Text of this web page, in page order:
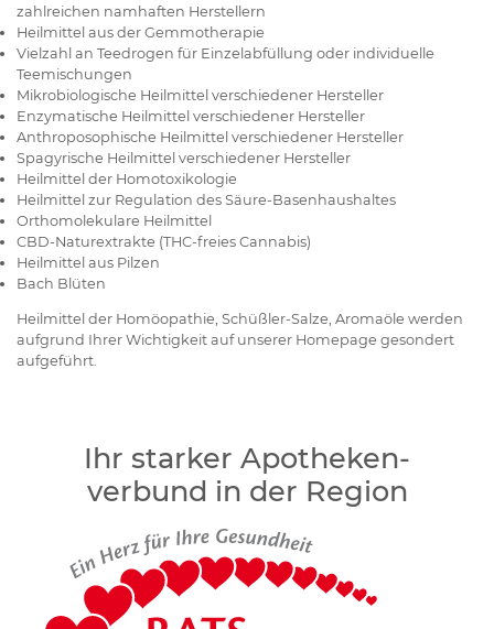
zahlreichen namhaften Herstellern
Heilmittel aus der Gemmotherapie
Vielzahl an Teedrogen für Einzelabfüllung oder individuelle
Teemischungen
Mikrobiologische Heilmittel verschiedener Hersteller
Enzymatische Heilmittel verschiedener Hersteller
Anthroposophische Heilmittel verschiedener Hersteller
Spagyrische Heilmittel verschiedener Hersteller
Heilmittel der Homotoxikologie
Heilmittel zur Regulation des Säure-Basenhaushaltes
Orthomolekulare Heilmittel
CBD-Naturextrakte (THC-freies Cannabis)
Heilmittel aus Pilzen
Bach Blüten
Heilmittel der Homöopathie, Schüßler-Salze, Aromaöle werden
aufgrund Ihrer Wichtigkeit auf unserer Homepage gesondert
aufgeführt.
Ihr starker Apotheken­
verbund in der Region